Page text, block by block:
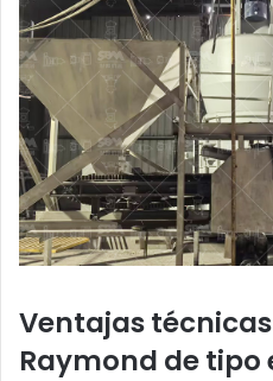
Ventajas
Raymond de tipo